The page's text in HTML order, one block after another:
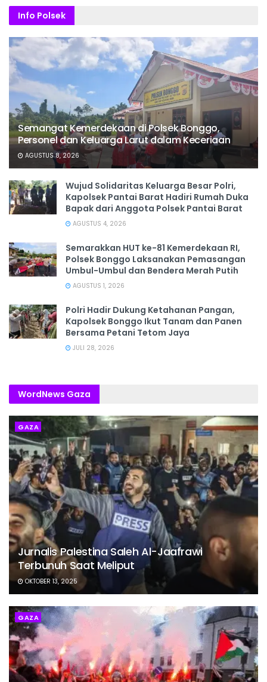
Info Polsek
Semangat Kemerdekaan di Polsek Bonggo,
Personel dan Keluarga Larut dalam Keceriaan
AGUSTUS 8, 2026
Wujud Solidaritas Keluarga Besar Polri,
Kapolsek Pantai Barat Hadiri Rumah Duka
Bapak dari Anggota Polsek Pantai Barat
AGUSTUS 4, 2026
Semarakkan HUT ke-81 Kemerdekaan RI,
Polsek Bonggo Laksanakan Pemasangan
Umbul-Umbul dan Bendera Merah Putih
AGUSTUS 1, 2026
Polri Hadir Dukung Ketahanan Pangan,
Kapolsek Bonggo Ikut Tanam dan Panen
Bersama Petani Tetom Jaya
JULI 28, 2026
WordNews Gaza
GAZA
Jurnalis Palestina Saleh Al-Jaafrawi
Terbunuh Saat Meliput
OKTOBER 13, 2025
GAZA